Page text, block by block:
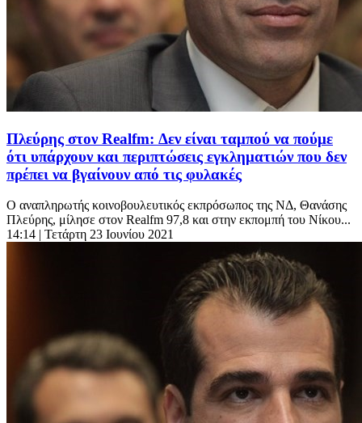
Πλεύρης στον Realfm: Δεν είναι ταμπού να πούμε
ότι υπάρχουν και περιπτώσεις εγκληματιών που δεν
πρέπει να βγαίνουν από τις φυλακές
Ο αναπληρωτής κοινοβουλευτικός εκπρόσωπος της ΝΔ, Θανάσης
Πλεύρης, μίλησε στον Realfm 97,8 και στην εκπομπή του Νίκου...
14:14 | Τετάρτη 23 Ιουνίου 2021